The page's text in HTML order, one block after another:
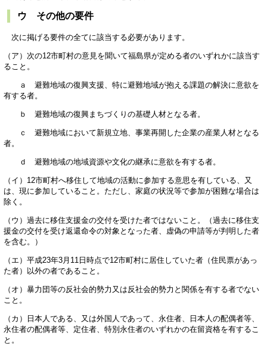
ウ その他の要件
次に掲げる要件の全てに該当する必要があります。
（ア）次の12市町村の意見を聞いて福島県が定める者のいずれかに該当す
ること。
ａ 避難地域の復興支援、特に避難地域が抱える課題の解決に意欲を
有する者。
ｂ 避難地域の復興まちづくりの基礎人材となる者。
ｃ 避難地域において新規立地、事業再開した企業の産業人材となる
者。
ｄ 避難地域の地域資源や文化の継承に意欲を有する者。
（イ）12市町村へ移住して地域の活動に参加する意思を有している、又
は、現に参加していること。ただし、家庭の状況等で参加が困難な場合は
除く。
（ウ）過去に移住支援金の交付を受けた者ではないこと。（過去に移住支
援金の交付を受け返還命令の対象となった者、虚偽の申請等が判明した者
を含む。）
（エ）平成23年3月11日時点で12市町村に居住していた者（住民票があっ
た者）以外の者であること。
（オ）暴力団等の反社会的勢力又は反社会的勢力と関係を有する者でない
こと。
（カ）日本人である、又は外国人であって、永住者、日本人の配偶者等、
永住者の配偶者等、定住者、特別永住者のいずれかの在留資格を有するこ
と。